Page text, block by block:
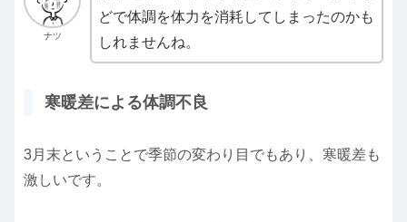
ナツ
どで体調を体力を消耗してしまったのかも
しれませんね。
寒暖差による体調不良
3月末ということで季節の変わり目でもあり、寒暖差も
激しいです。